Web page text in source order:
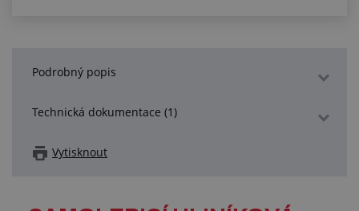
Podrobný popis
Technická dokumentace (1)
Vytisknout